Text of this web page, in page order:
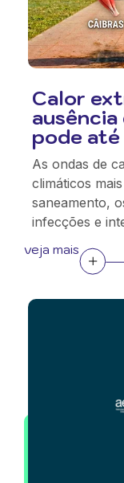
Calor
ausência
pode até
As ondas de
climáticos
saneamento,
infecções e
veja mais